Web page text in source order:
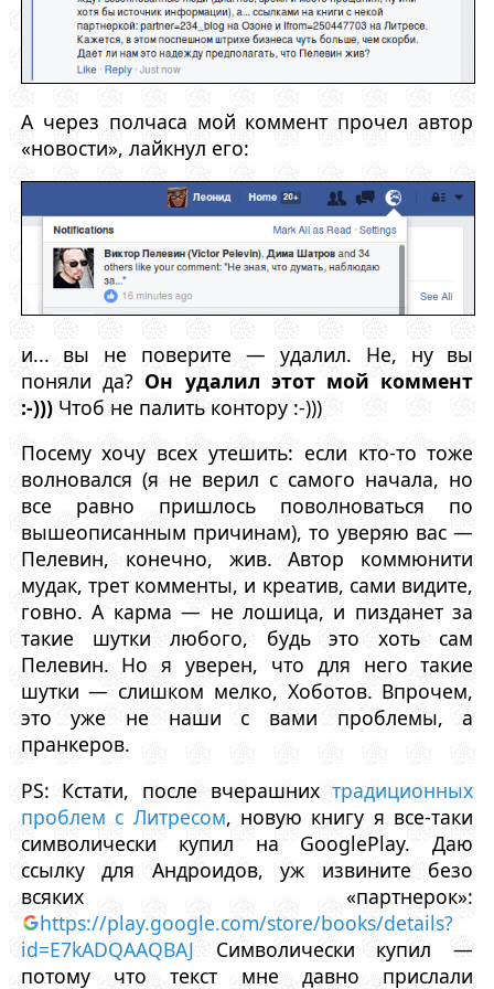
А через полчаса мой коммент прочел автор
«новости», лайкнул его:
и... вы не поверите — удалил. Не, ну вы
поняли да? Он удалил этот мой коммент
:-)))Чтоб не палить контору :-)))
Посему хочу всех утешить: если кто-то тоже
волновался (я не верил с самого начала, но
все равно пришлось поволноваться по
вышеописанным причинам), то уверяю вас —
Пелевин, конечно, жив. Автор коммюнити
мудак, трет комменты, и креатив, сами видите,
говно. А карма — не лошица, и пизданет за
такие шутки любого, будь это хоть сам
Пелевин. Но я уверен, что для него такие
шутки — слишком мелко, Хоботов. Впрочем,
это уже не наши с вами проблемы, а
пранкеров.
PS: Кстати, после вчерашнихтрадиционных
проблем с Литресом, новую книгу я все-таки
символически купил на GooglePlay. Даю
ссылку для Андроидов, уж извините безо
всяких «партнерок»:
https://play.google.com/store/books/details?
id=E7kADQAAQBAJ Символически купил —
потому что текст мне давно прислали